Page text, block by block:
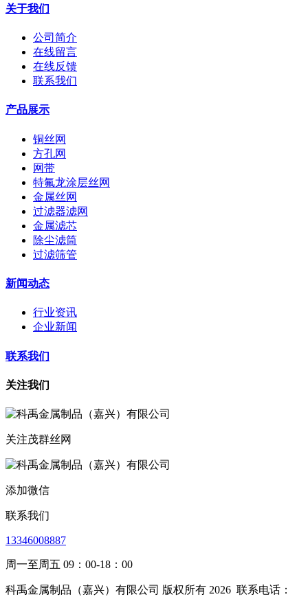
关于我们
公司简介
在线留言
在线反馈
联系我们
产品展示
铜丝网
方孔网
网带
特氟龙涂层丝网
金属丝网
过滤器滤网
金属滤芯
除尘滤筒
过滤筛管
新闻动态
行业资讯
企业新闻
联系我们
关注我们
关注茂群丝网
添加微信
联系我们
13346008887
周一至周五 09：00-18：00
科禹金属制品（嘉兴）有限公司 版权所有 2026 联系电话：